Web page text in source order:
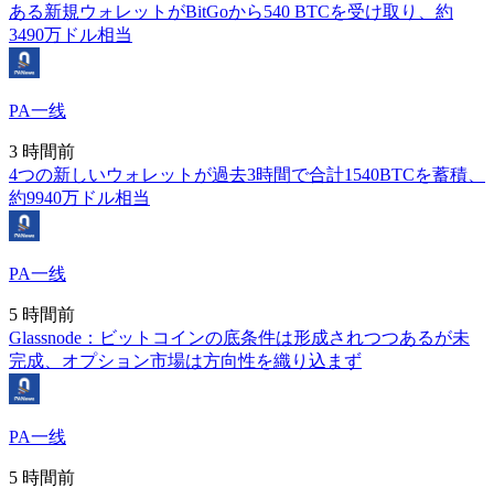
ある新規ウォレットがBitGoから540 BTCを受け取り、約
3490万ドル相当
PA一线
3 時間前
4つの新しいウォレットが過去3時間で合計1540BTCを蓄積、
約9940万ドル相当
PA一线
5 時間前
Glassnode：ビットコインの底条件は形成されつつあるが未
完成、オプション市場は方向性を織り込まず
PA一线
5 時間前